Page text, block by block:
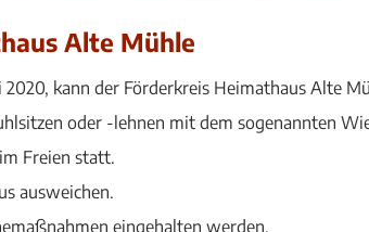
Alte Mühle
2020, kann der Förderkreis Heimathaus Alte
oder -lehnen mit dem sogenannten
Freien statt.
ausweichen.
eingehalten werden.